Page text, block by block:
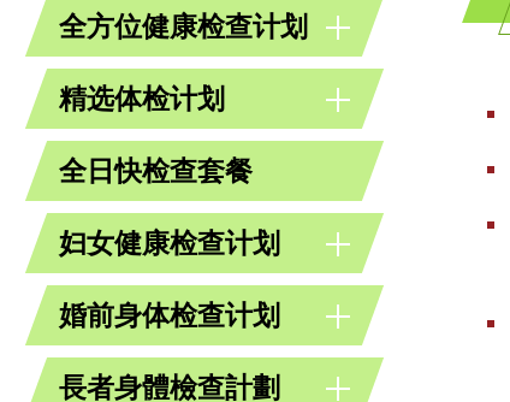
全方位健康检查计划
精选体检计划
全日快检查套餐
妇女健康检查计划
婚前身体检查计划
長者身體檢查計劃